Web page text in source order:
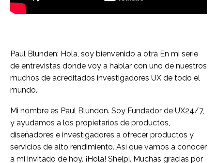
Paul Blunden: Hola, soy bienvenido a otra En mi serie
de entrevistas donde voy a hablar con uno de nuestros
muchos de acreditados investigadores UX de todo el
mundo.
Mi nombre es Paul Blundon. Soy Fundador de UX24/7,
y ayudamos a los propietarios de productos,
diseñadores e investigadores a ofrecer productos y
servicios de alto rendimiento. Así que vamos a conocer
a mi invitado de hoy. ¡Hola! Shelpi. Muchas gracias por